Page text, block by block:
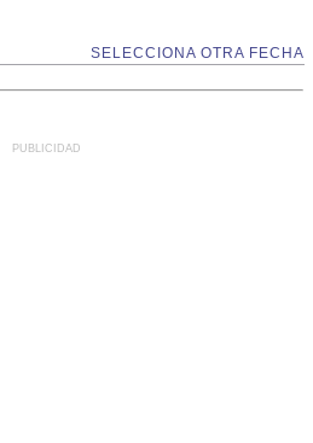
SELECCIONA OTRA FECHA
PUBLICIDAD